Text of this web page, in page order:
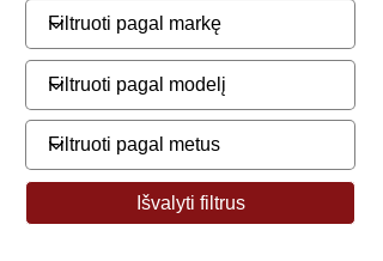
Išvalyti filtrus